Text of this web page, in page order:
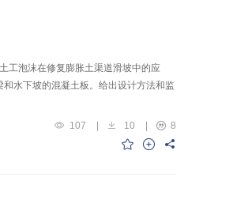
工泡沫在修复膨胀土渠道滑坡中的应
水下坡的混凝土板。给出设计方法和监
107 | 10 |
8